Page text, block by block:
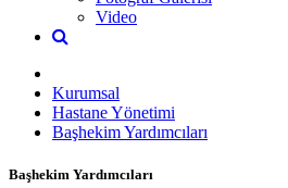
Video
Kurumsal
Hastane Yönetimi
Başhekim Yardımcıları
Başhekim Yardımcıları